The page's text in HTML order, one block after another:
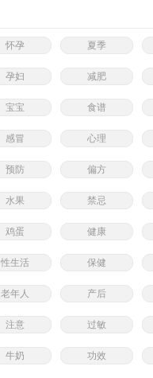
怀孕 夏季
孕妇 减肥
宝宝 食谱
感冒 心理
预防 偏方
水果 禁忌
鸡蛋 健康
性生活 保健
老年人 产后
注意 过敏
牛奶 功效